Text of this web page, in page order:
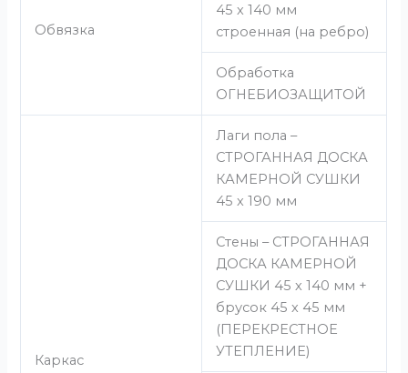
Обвязка
45 х 140 мм
строенная (на ребро)
Обработка
ОГНЕБИОЗАЩИТОЙ
Каркас
Лаги пола –
СТРОГАННАЯ ДОСКА
КАМЕРНОЙ СУШКИ
45 х 190 мм
Стены – СТРОГАННАЯ
ДОСКА КАМЕРНОЙ
СУШКИ 45 х 140 мм +
брусок 45 х 45 мм
(ПЕРЕКРЕСТНОЕ
УТЕПЛЕНИЕ)